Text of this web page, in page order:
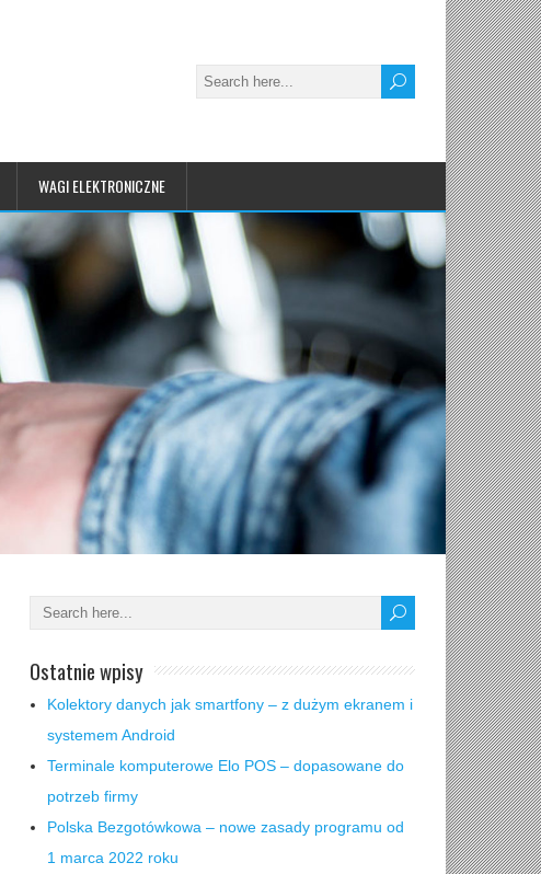
WAGI ELEKTRONICZNE
Ostatnie wpisy
Kolektory danych jak smartfony – z dużym ekranem i
systemem Android
Terminale komputerowe Elo POS – dopasowane do
potrzeb firmy
Polska Bezgotówkowa – nowe zasady programu od
1 marca 2022 roku